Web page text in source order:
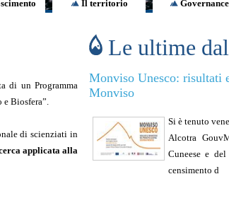
Il territorio Governance
di un Programma
e Biosfera”.
di scienziati in
applicata alla
Le ultime
Monviso Unesco: risultati
Monviso
Si è tenuto
Alcotra
Cuneese e
censimento d